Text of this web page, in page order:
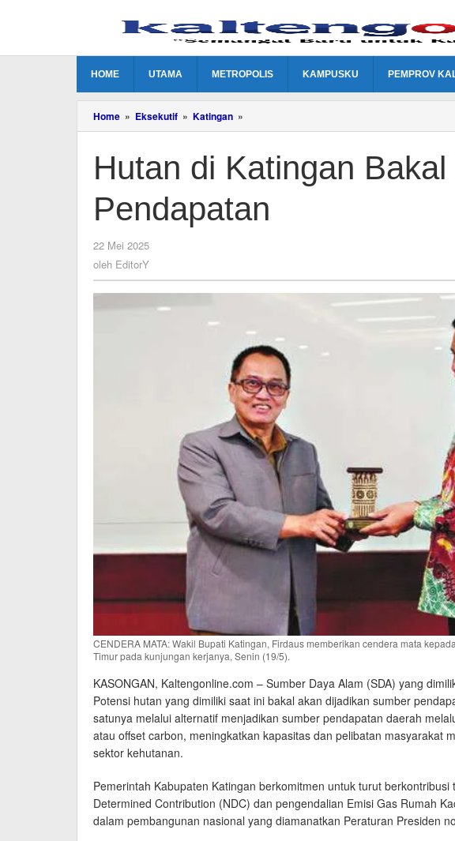
HOME UTAMA METROPOLIS KAMPUSKU PEMPROV
Home » Eksekutif » Katingan »
di
Bakal
Menjadi
Pendapatan
Hutan di Katingan
Pendapatan
22 Mei 2025
oleh EditorY
CENDERA MATA: Wakil Bupati Katingan, Firdaus memberikan cendera mata
Timur pada kunjungan kerjanya, Senin (19/5).
KASONGAN, Kaltengonline.com – Sumber Daya Alam (SDA) yang
Potensi hutan yang dimiliki saat ini bakal akan dijadikan sumber
satunya melalui alternatif menjadikan sumber pendapatan daerah
atau offset carbon, meningkatkan kapasitas dan pelibatan masyarakat
sektor kehutanan.
Pemerintah Kabupaten Katingan berkomitmen untuk turut
Determined Contribution (NDC) dan pengendalian Emisi Gas Rumah
dalam pembangunan nasional yang diamanatkan Peraturan Presiden